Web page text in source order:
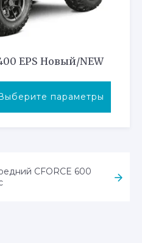
EPS Новый/NEW
параметры
ОпцииCFORCE 600